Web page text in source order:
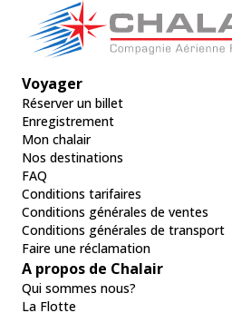
Voyager
Réserver un billet
Enregistrement
Mon chalair
Nos destinations
FAQ
Conditions tarifaires
Conditions générales de ventes
Conditions générales de transport
Faire une réclamation
A propos de Chalair
Qui sommes nous?
La Flotte